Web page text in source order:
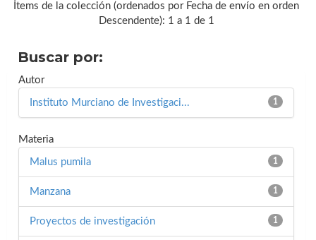
Ítems de la colección (ordenados por Fecha de envío en orden
Descendente): 1 a 1 de 1
Buscar por:
Autor
1
Instituto Murciano de Investigaci...
Materia
1
Malus pumila
1
Manzana
1
Proyectos de investigación